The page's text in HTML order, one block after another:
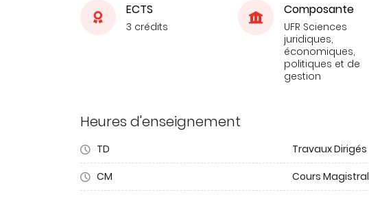
ECTS
3 crédits
Composante
UFR Sciences
juridiques,
économiques,
politiques et de
gestion
Heures d'enseignement
TD Travaux Dirigés
CM
Cours Magistral